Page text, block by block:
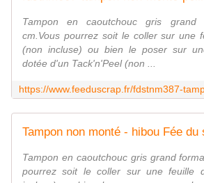
Tampon en caoutchouc gris grand
cm.Vous pourrez soit le coller sur une
(non incluse) ou bien le poser sur
dotée d'un Tack'n'Peel (non ...
Tampon non monté - hibou Fée du
Tampon en caoutchouc gris grand
pourrez soit le coller sur une feuille